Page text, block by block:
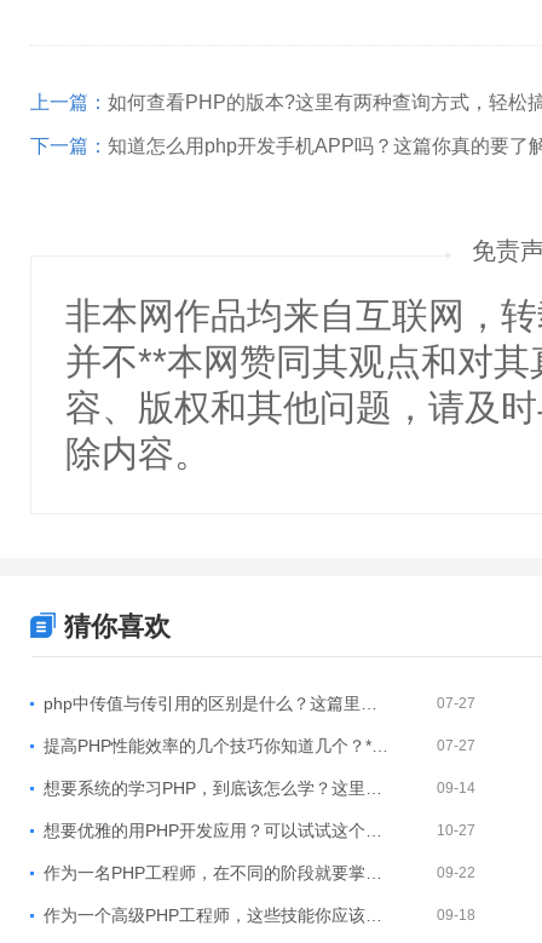
上一篇： 如何查看PHP的版本?这里有两种查询方式，轻松
下一篇： 知道怎么用php开发手机APP吗？这篇你真的要了
免责
非本网作品均来自互联网，
并不**本网赞同其观点和对
容、版权和其他问题，请及
除内容。
猜你喜欢
07-27
提高PHP性能效率的几个技巧你知道几个？***说的都很简单！ 07-27
09-14
10-27
作为一名PHP工程师，在不同的阶段就要掌握不同的技能~ 09-22
作为一个高级PHP工程师，这些技能你应该具备~ 09-18